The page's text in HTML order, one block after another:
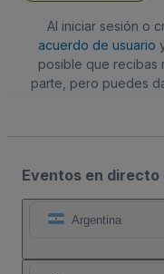
Al iniciar sesión o
acuerdo de usuario
posible que recibas
parte, pero puedes
Eventos en directo
Argentina